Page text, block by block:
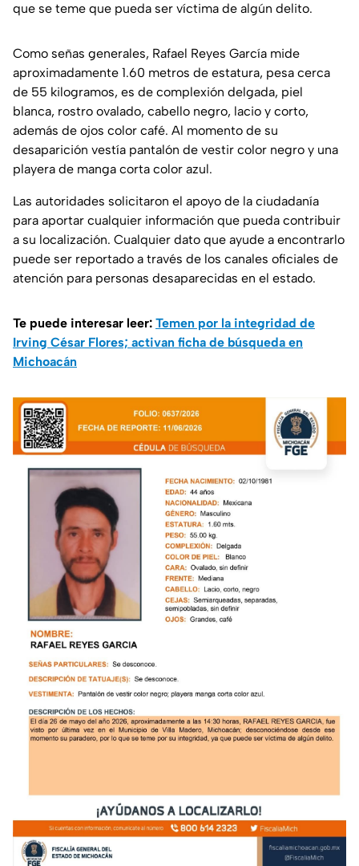
que se teme que pueda ser víctima de algún delito.
Como señas generales, Rafael Reyes García mide
aproximadamente 1.60 metros de estatura, pesa cerca
de 55 kilogramos, es de complexión delgada, piel
blanca, rostro ovalado, cabello negro, lacio y corto,
además de ojos color café. Al momento de su
desaparición vestía pantalón de vestir color negro y una
playera de manga corta color azul.
Las autoridades solicitaron el apoyo de la ciudadanía
para aportar cualquier información que pueda contribuir
a su localización. Cualquier dato que ayude a encontrarlo
puede ser reportado a través de los canales oficiales de
atención para personas desaparecidas en el estado.
Te puede interesar leer: Temen por la integridad de
Irving César Flores; activan ficha de búsqueda en
Michoacán